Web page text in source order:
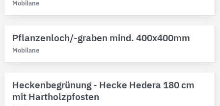
Mobilane
Pflanzenloch/-graben mind. 400x400mm
Mobilane
Heckenbegrünung - Hecke Hedera 180 cm
mit Hartholzpfosten